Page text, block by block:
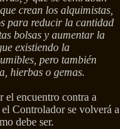
crean los alquimistas,
para reducir la cantidad
bolsas y aumentar la
existiendo la
pero también
hierbas o gemas.
el encuentro contra a
Controlador se volverá a
debe ser.